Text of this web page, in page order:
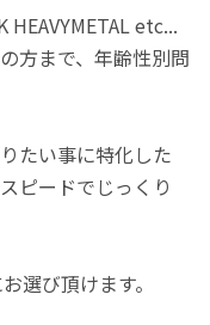
HEAVYMETAL etc...
方まで、年齢性別問
たい事に特化した
ピードでじっくり
選び頂けます。